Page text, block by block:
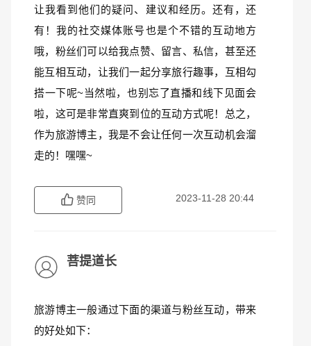
让我看到他们的疑问、建议和经历。还有，还
有！我的社交媒体账号也是个不错的互动地方
哦，粉丝们可以给我点赞、留言、私信，甚至还
能互相互动，让我们一起分享旅行趣事，互相勾
搭一下呢~当然啦，也别忘了直播和线下见面会
啦，这可是非常直爽到位的互动方式呢！总之，
作为旅游博主，我是不会让任何一次互动机会溜
走的！嘿嘿~
赞同 2023-11-28 20:44
菩提道长
旅游博主一般通过下面的渠道与粉丝互动，带来
的好处如下：